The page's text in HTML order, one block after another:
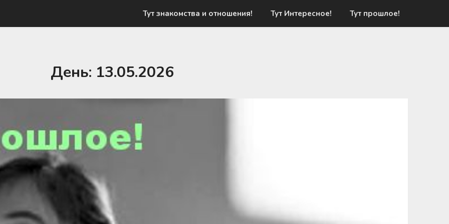
Тут знакомства и отношения! Тут Интересное! Тут прошлое!
День: 13.05.2026